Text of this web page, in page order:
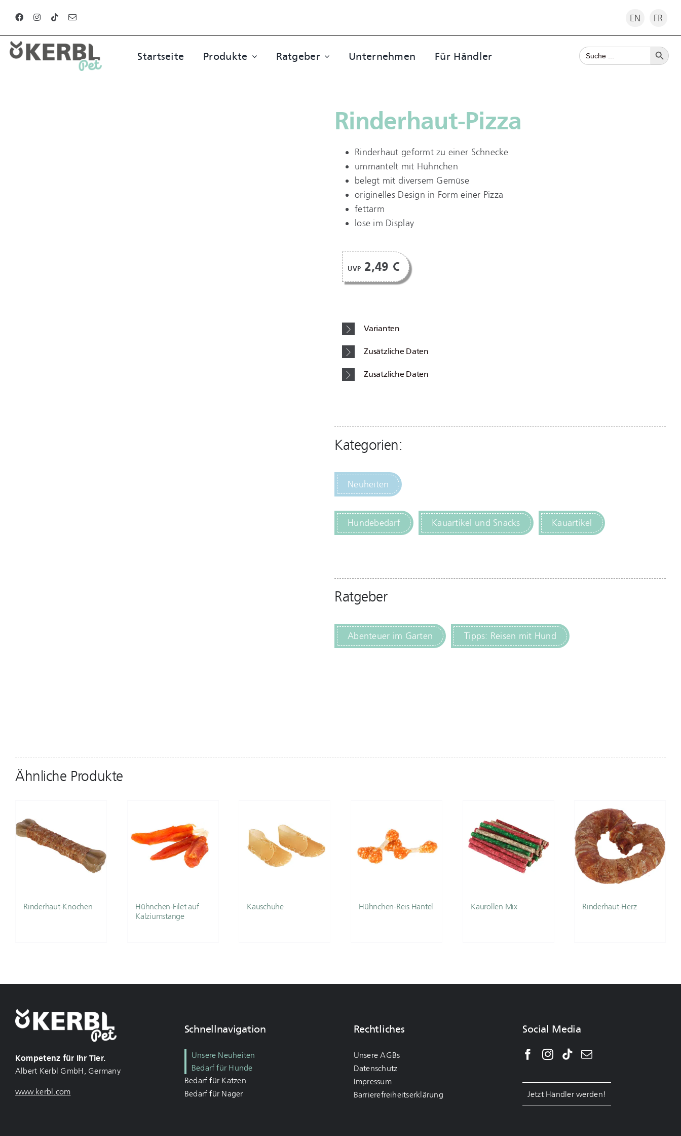
Inhalt
springen
EN FR
Startseite Produkte Ratgeber Unternehmen Für Händler
Search
for:
Search Button
Rinderhaut-Pizza
Rinderhaut geformt zu einer Schnecke
ummantelt mit Hühnchen
belegt mit diversem Gemüse
originelles Design in Form einer Pizza
fettarm
lose im Display
UVP 2,49 €
Varianten
Zusätzliche Daten
Zusätzliche Daten
Kategorien:
Neuheiten
Hundebedarf Kauartikel und Snacks Kauartikel
Ratgeber
Abenteuer im Garten Tipps: Reisen mit Hund
Ähnliche Produkte
Rinderhaut-Knochen
Hühnchen-Filet auf
Kalziumstange
Kauschuhe Hühnchen-Reis Hantel Kaurollen Mix Rinderhaut-Herz
Kompetenz für Ihr Tier.
Albert Kerbl GmbH, Germany
www.kerbl.com
Schnellnavigation
Unsere Neuheiten
Bedarf für Hunde
Bedarf für Katzen
Bedarf für Nager
Rechtliches
Unsere AGBs
Datenschutz
Impressum
Barrierefreiheitserklärung
Social Media
Jetzt Händler werden!